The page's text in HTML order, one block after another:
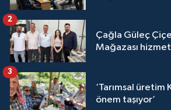
Çağla Güleç
Mağazası
2
‘Tarımsal üretim Kargı
önem taşıyor’
3